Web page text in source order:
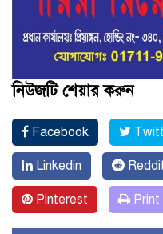
নিউজটি শেয়ার করুন
Facebook
Linkedin
Pinterest Print